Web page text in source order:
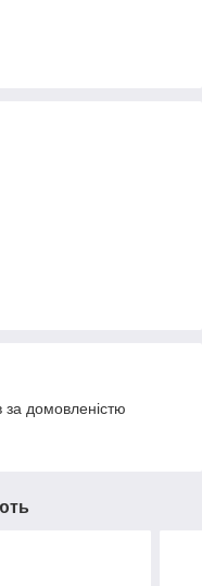
домовленістю